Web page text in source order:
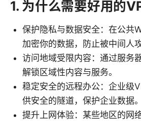
1. 为什么需要好用的
保护隐私与数据安全：在公共
加密你的数据，防止被中间人攻
访问地域受限内容：通过服务
解锁区域性内容与服务。
稳定安全的远程办公：企业级
供安全的隧道，保护企业数据。
提升上网体验：某些地区的网